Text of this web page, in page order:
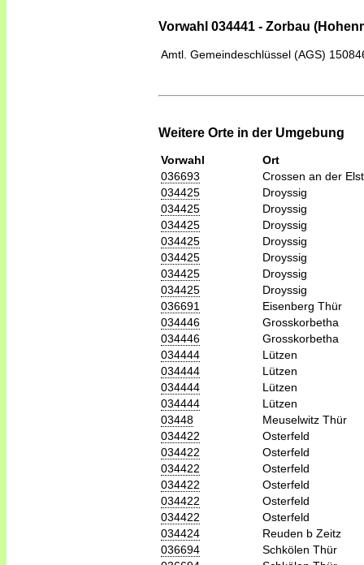
Vorwahl 034441 - Zorbau
Amtl. Gemeindeschlüssel (AGS)
Weitere Orte in der Umgebung
Vorwahl
Ort
036693
Crossen an der
034425
Droyssig
034425
Droyssig
034425
Droyssig
034425
Droyssig
034425
Droyssig
034425
Droyssig
034425
Droyssig
036691
Eisenberg Thür
034446
Grosskorbetha
034446
Grosskorbetha
034444
Lützen
034444
Lützen
034444
Lützen
034444
Lützen
03448
Meuselwitz Thür
034422
Osterfeld
034422
Osterfeld
034422
Osterfeld
034422
Osterfeld
034422
Osterfeld
034422
Osterfeld
034424
Reuden b Zeitz
036694
Schkölen Thür